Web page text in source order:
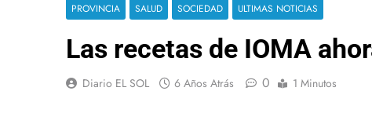
PROVINCIA SALUD SOCIEDAD ULTIMAS NOTICIAS
Las recetas de IOMA
Diario EL SOL 6 Años Atrás 0 1 Minutos